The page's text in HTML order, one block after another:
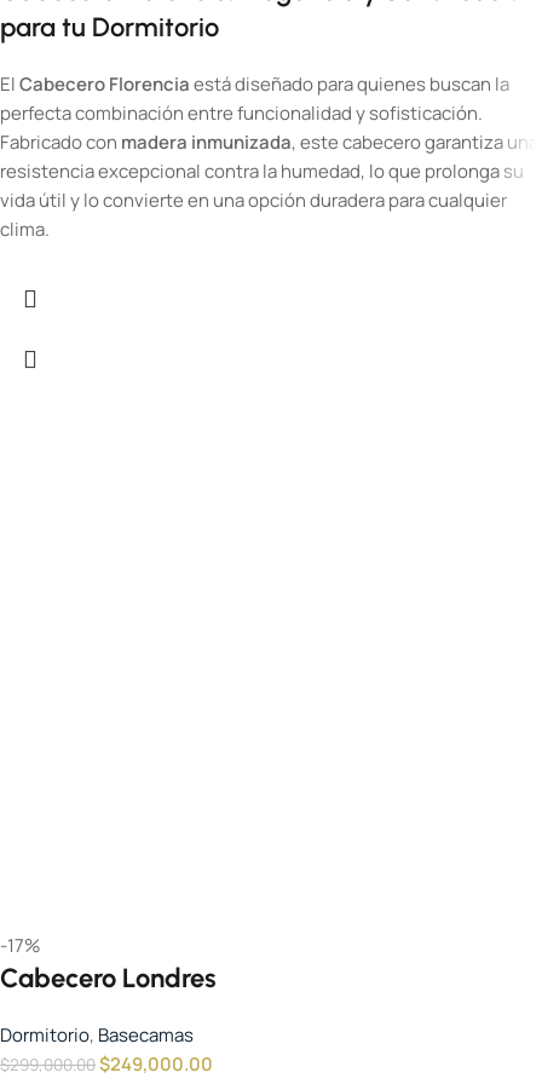
para tu Dormitorio
ElCabecero Florenciaestá diseñado para quienes buscan la
perfecta combinación entre funcionalidad y sofisticación.
Fabricado con madera inmunizada, este cabecero garantiza una
resistencia excepcional contra la humedad, lo que prolonga su
vida útil y lo convierte en una opción duradera para cualquier
clima.
-17%
Cabecero Londres
Dormitorio, Basecamas
$299,000.00$249,000.00